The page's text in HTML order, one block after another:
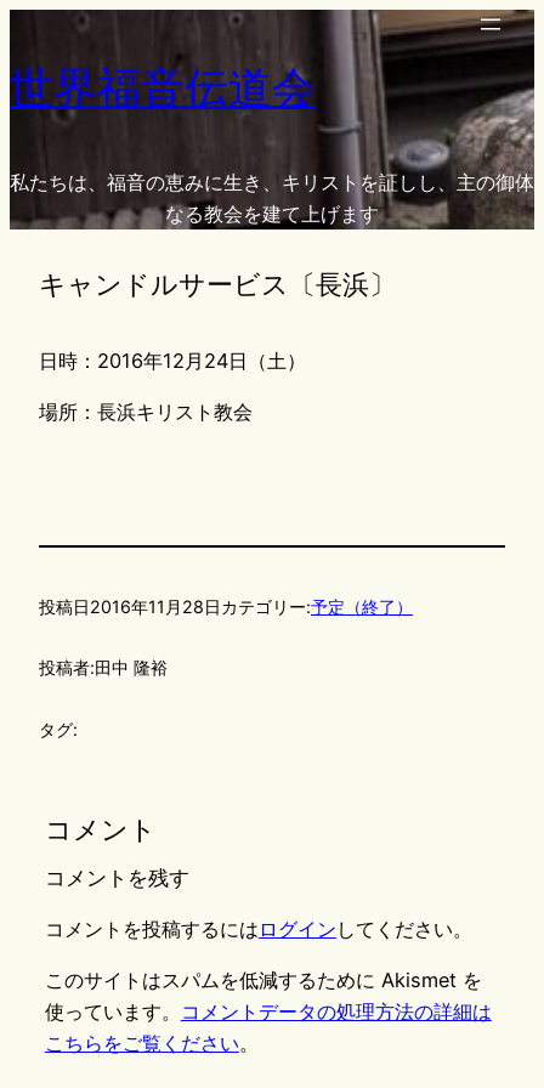
を
ッ
世界福音伝道会
私たちは、福音の恵みに生き、キリストを証しし、主の御体
なる教会を建て上げます
キャンドルサービス〔長浜〕
日時：2016年12月24日（土）
場所：長浜キリスト教会
投稿日2016年11月28日カテゴリー:予定（終了）
投稿者:田中 隆裕
タグ:
コメント
コメントを残す
コメントを投稿するには ログイン してください。
このサイトはスパムを低減するために Akismet を
使っています。
コメントデータの処理方法の詳細は
こちらをご覧ください。